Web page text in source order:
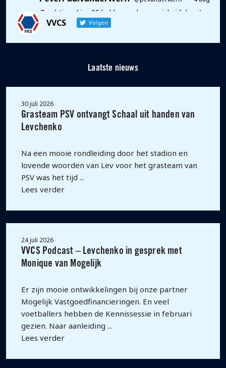
VVCS Volgen
Prachtig… Ajax 95 held voor de eeuwigheid draait
mee bij #teamvvcs ⚽️💫💪
Laatste nieuws
30 juli 2026
Grasteam PSV ontvangt Schaal uit handen van
Levchenko
Na een mooie rondleiding door het stadion en
lovende woorden van Lev voor het grasteam van
PSV was het tijd ...
Lees verder
24 juli 2026
VVCS Podcast – Levchenko in gesprek met
Monique van Mogelijk
Er zijn mooie ontwikkelingen bij onze partner
Mogelijk Vastgoedfinancieringen. En veel
voetballers hebben de Kennissessie in februari
gezien. Naar aanleiding ...
Lees verder